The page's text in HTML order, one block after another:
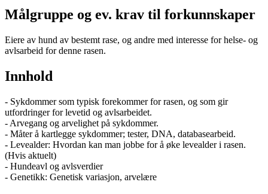
Målgruppe og ev. krav til forkunnskaper
Eiere av hund av bestemt rase, og andre med interesse for helse- og
avlsarbeid for denne rasen.
Innhold
- Sykdommer som typisk forekommer for rasen, og som gir
utfordringer for levetid og avlsarbeidet.
- Arvegang og arvelighet på sykdommer.
- Måter å kartlegge sykdommer; tester, DNA, databasearbeid.
- Levealder: Hvordan kan man jobbe for å øke levealder i rasen.
(Hvis aktuelt)
- Hundeavl og avlsverdier
- Genetikk: Genetisk variasjon, arvelære